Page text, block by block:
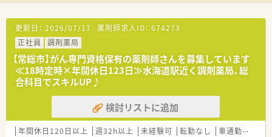
更新日： 2026/07/17 薬剤師求人ID： 674273
正社員
調剤薬局
【常総市】がん専門資格保有の薬剤師さんを募集しています
≪18時定時×年間休日123日≫水海道駅近く調剤薬局、総
合科目でスキルUP♪
検討リストに追加
年間休日120日以上 週32h以上 未経験可 転勤なし 車通勤可